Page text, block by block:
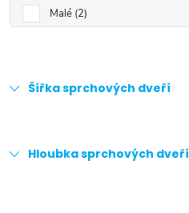
Malé 2
Šířka sprchových dveří
Hloubka sprchových dveří